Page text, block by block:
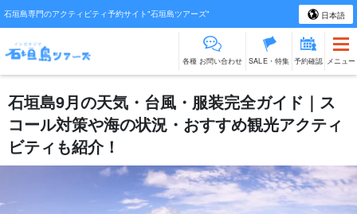
石垣島専門のアクティビティ予約サイト"石垣島ツアーズ" 日本語
各種 お問い合わせ SALE・特集 予約確認 メニュー
石垣島9月の天気・台風・服装完全ガイド｜ス
コール対策や海の状況・おすすめ観光アクティ
ビティも紹介！